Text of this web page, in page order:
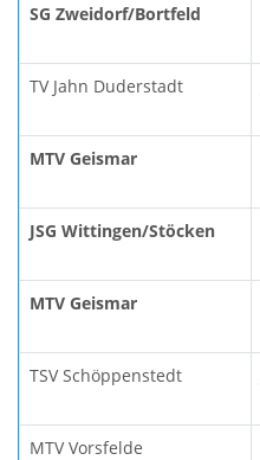
SG Zweidorf/Bortfeld
TV Jahn Duderstadt
MTV Geismar
JSG Wittingen/Stöcken
MTV Geismar
TSV Schöppenstedt
MTV Vorsfelde